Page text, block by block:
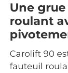
Une
roulant
Carolift 90
fauteuil